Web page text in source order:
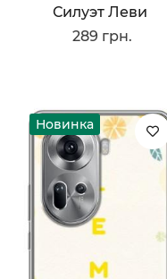
Силуэт Леви
289 грн.
Новинка